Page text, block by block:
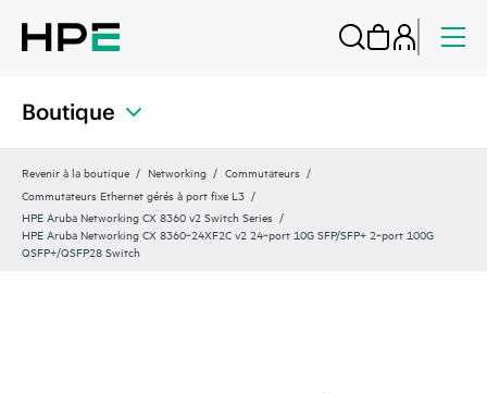
Boutique
Revenir à la boutique Networking
Commutateurs
Commutateurs Ethernet gérés à port fixe L3
HPE Aruba Networking CX 8360 v2 Switch Series
HPE Aruba Networking CX 8360‑24XF2C v2 24‑port 10G SFP/SFP+ 2‑port 100G
QSFP+/QSFP28 Switch